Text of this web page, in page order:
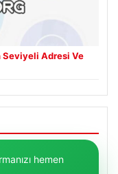
Adresi Ve
hemen